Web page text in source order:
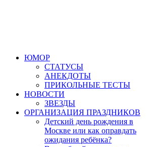
ЮМОР
СТАТУСЫ
АНЕКДОТЫ
ПРИКОЛЬНЫЕ ТЕСТЫ
НОВОСТИ
ЗВЕЗДЫ
ОРГАНИЗАЦИЯ ПРАЗДНИКОВ
Детский день рождения в
Москве или как оправдать
ожидания ребёнка?